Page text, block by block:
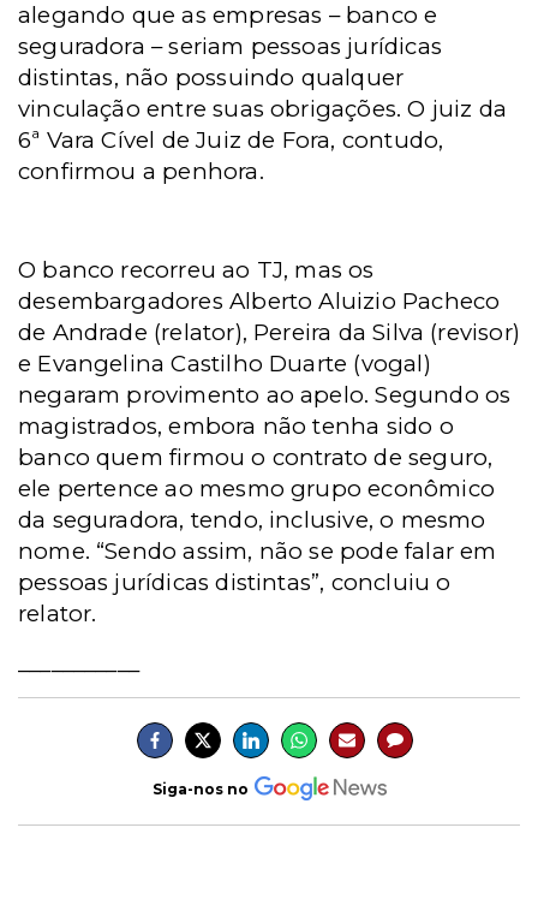
alegando que as empresas – banco e
seguradora – seriam pessoas jurídicas
distintas, não possuindo qualquer
vinculação entre suas obrigações. O juiz da
6ª Vara Cível de Juiz de Fora, contudo,
confirmou a penhora.
O banco recorreu ao TJ, mas os
desembargadores Alberto Aluizio Pacheco
de Andrade (relator), Pereira da Silva (revisor)
e Evangelina Castilho Duarte (vogal)
negaram provimento ao apelo. Segundo os
magistrados, embora não tenha sido o
banco quem firmou o contrato de seguro,
ele pertence ao mesmo grupo econômico
da seguradora, tendo, inclusive, o mesmo
nome. “Sendo assim, não se pode falar em
pessoas jurídicas distintas”, concluiu o
relator.
Siga-nos no